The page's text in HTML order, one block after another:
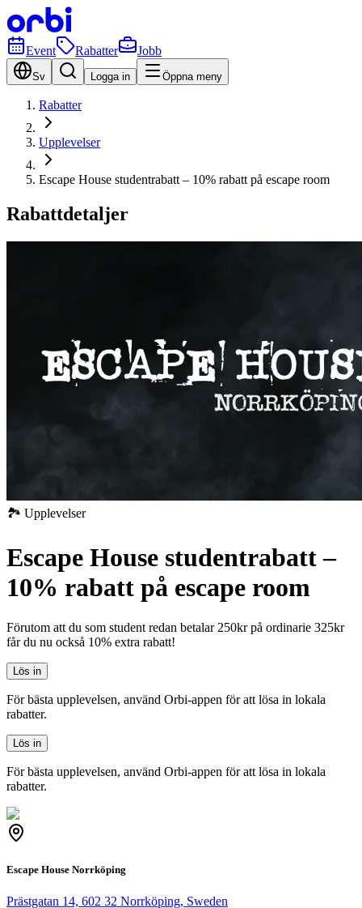
Event Rabatter Jobb
Sv Logga in Öppna meny
Rabatter
Upplevelser
Escape House studentrabatt – 10% rabatt på escape room
Rabattdetaljer
🏞️ Upplevelser
Escape House studentrabatt –
10% rabatt på escape room
Förutom att du som student redan betalar 250kr på ordinarie 325kr
får du nu också 10% extra rabatt!
Lös in
För bästa upplevelsen, använd Orbi-appen för att lösa in lokala
rabatter.
Lös in
För bästa upplevelsen, använd Orbi-appen för att lösa in lokala
rabatter.
Escape House Norrköping
Prästgatan 14, 602 32 Norrköping, Sweden